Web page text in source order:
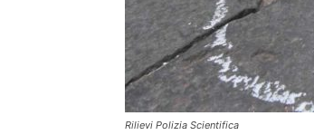
Rilievi Polizia Scientifica